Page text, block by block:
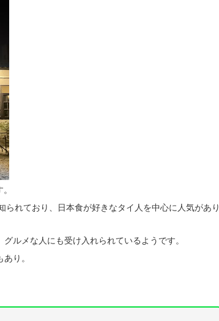
れており、日本食が好きなタイ人を中心に人気があり
ルメな人にも受け入れられているようです。
り。